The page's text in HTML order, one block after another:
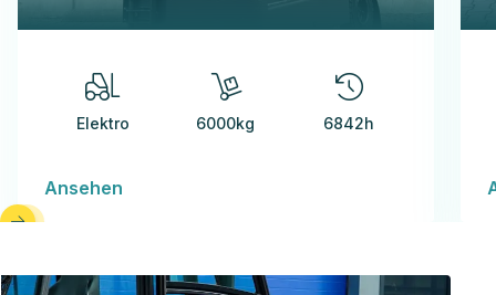
Elektro 6000kg 6842h
Ansehen